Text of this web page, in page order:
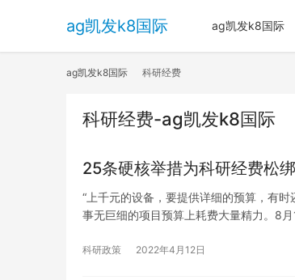
ag凯发k8国际 ag凯发k8国际
ag凯发k8国际 科研经费
科研经费-ag凯发k8国际
25条硬核举措为科研经费松
“上千元的设备，要提供详细的预算，有
事无巨细的项目预算上耗费大量精力。8
科研政策 2022年4月12日